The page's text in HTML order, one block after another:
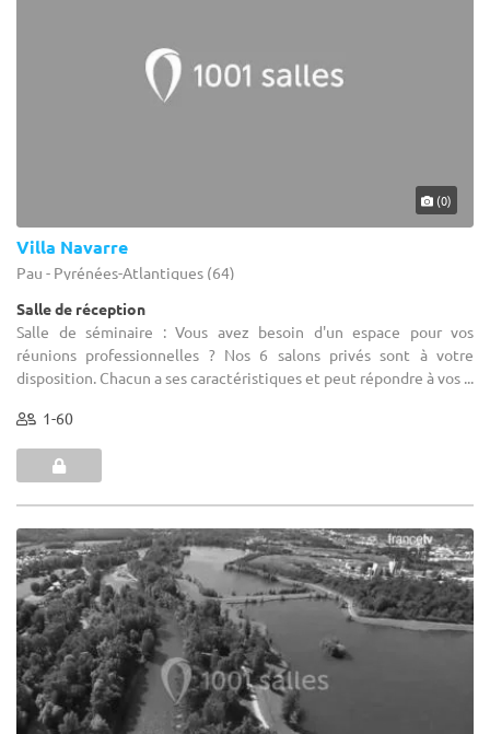
(0)
Villa Navarre
Pau - Pyrénées-Atlantiques (64)
Salle de réception
Salle de séminaire : Vous avez besoin d'un espace pour vos
réunions professionnelles ? Nos 6 salons privés sont à votre
disposition. Chacun a ses caractéristiques et peut répondre à vos ...
1-60